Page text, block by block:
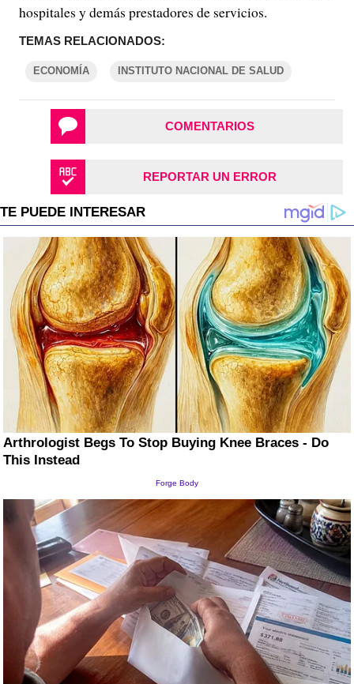
hospitales y demás prestadores de servicios.
TEMAS RELACIONADOS:
ECONOMÍA INSTITUTO NACIONAL DE SALUD
COMENTARIOS
REPORTAR UN ERROR